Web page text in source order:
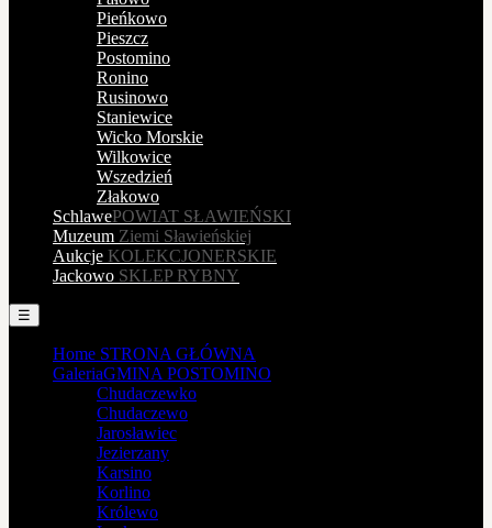
Pieńkowo
Pieszcz
Postomino
Ronino
Rusinowo
Staniewice
Wicko Morskie
Wilkowice
Wszedzień
Złakowo
SchlawePOWIAT SŁAWIEŃSKI
Muzeum Ziemi Sławieńskiej
Aukcje KOLEKCJONERSKIE
Jackowo SKLEP RYBNY
☰
Home STRONA GŁÓWNA
GaleriaGMINA POSTOMINO
Chudaczewko
Chudaczewo
Jarosławiec
Jezierzany
Karsino
Korlino
Królewo